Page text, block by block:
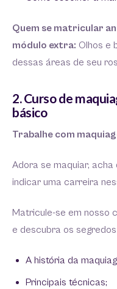
Quem se matricular
módulo extra: Olhos e
dessas áreas de seu
2. Curso de
básico
Trabalhe com
Adora se maquiar,
indicar uma carreira
Matricule-se em nosso
e descubra os
A história da
Principais técnicas;